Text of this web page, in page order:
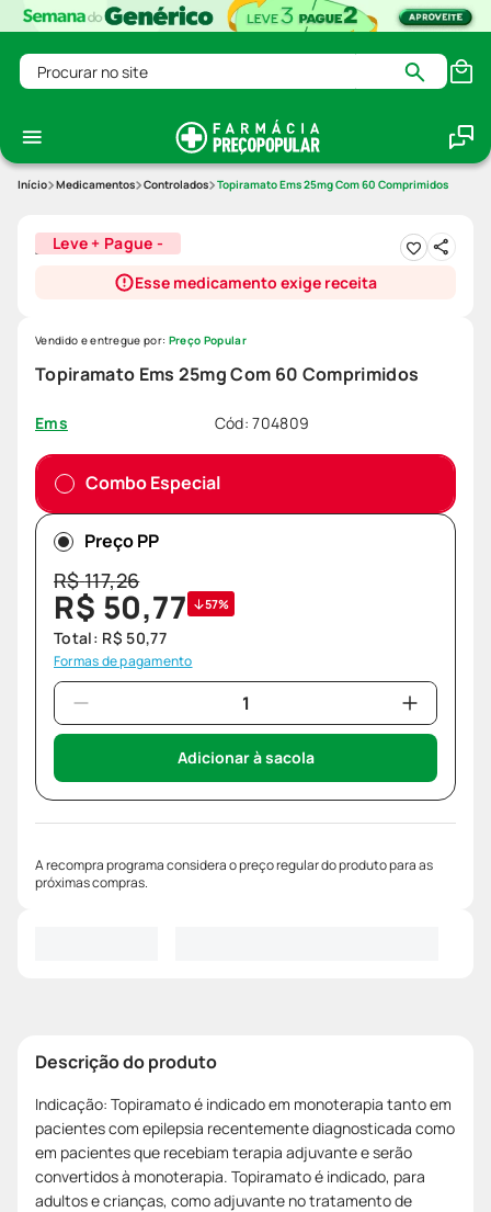
Procurar no site
Medicamentos Controlados Topiramato Ems 25mg Com 60 Comprimidos
Leve + Pague -
Esse medicamento exige receita
Topiramato Ems 25mg Com 60 Comprimidos
Ems Cód:704809
Vendido e entregue por: Preço Popular
Combo Especial
Preço PP
R$117,26
R$ 50,77 57%
Total: R$ 50,77
Formas de pagamento
Adicionar à sacola
A recompra programa considera o preço regular do produto para as
próximas compras.
Descrição do produto
Indicação: Topiramato é indicado em monoterapia tanto em
pacientes com epilepsia recentemente diagnosticada como
em pacientes que recebiam terapia adjuvante e serão
convertidos à monoterapia. Topiramato é indicado, para
adultos e crianças, como adjuvante no tratamento de